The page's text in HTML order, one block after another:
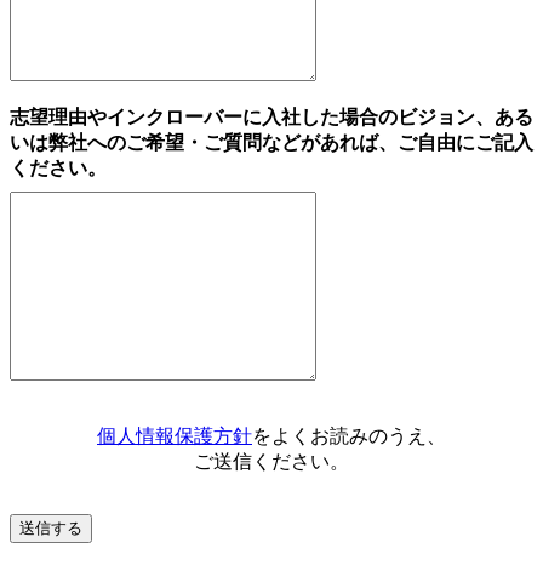
志望理由やインクローバーに入社した場合のビジョン、ある
いは弊社へのご希望・ご質問などがあれば、ご自由にご記入
ください。
個人情報保護方針をよくお読みのうえ、
ご送信ください。
送信する